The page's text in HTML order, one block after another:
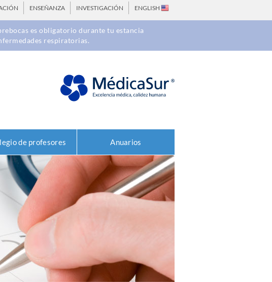
ENSEÑANZA INVESTIGACIÓN ENGLISH
es obligatorio durante tu estancia
respiratorias.
de profesores Anuarios